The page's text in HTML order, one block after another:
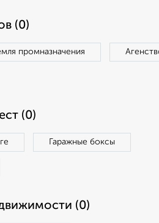
(0)
промназначения
(0)
Гаражные боксы
(0)